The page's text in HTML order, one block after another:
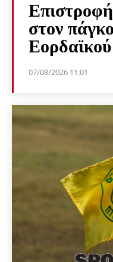
στον
Εορδαϊκού
07/08/2026 11:01